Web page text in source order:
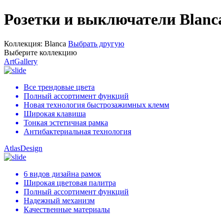
Розетки и выключатели
Коллекция: Blanca Выбрать другую
Выберите коллекцию
ArtGallery
Все трендовые цвета
Полный ассортимент функций
Новая технология быстрозажимных клемм
Широкая клавиша
Тонкая эстетичная рамка
Антибактериальная технология
AtlasDesign
6 видов дизайна рамок
Широкая цветовая палитра
Полный ассортимент функций
Надежный механизм
Качественные материалы